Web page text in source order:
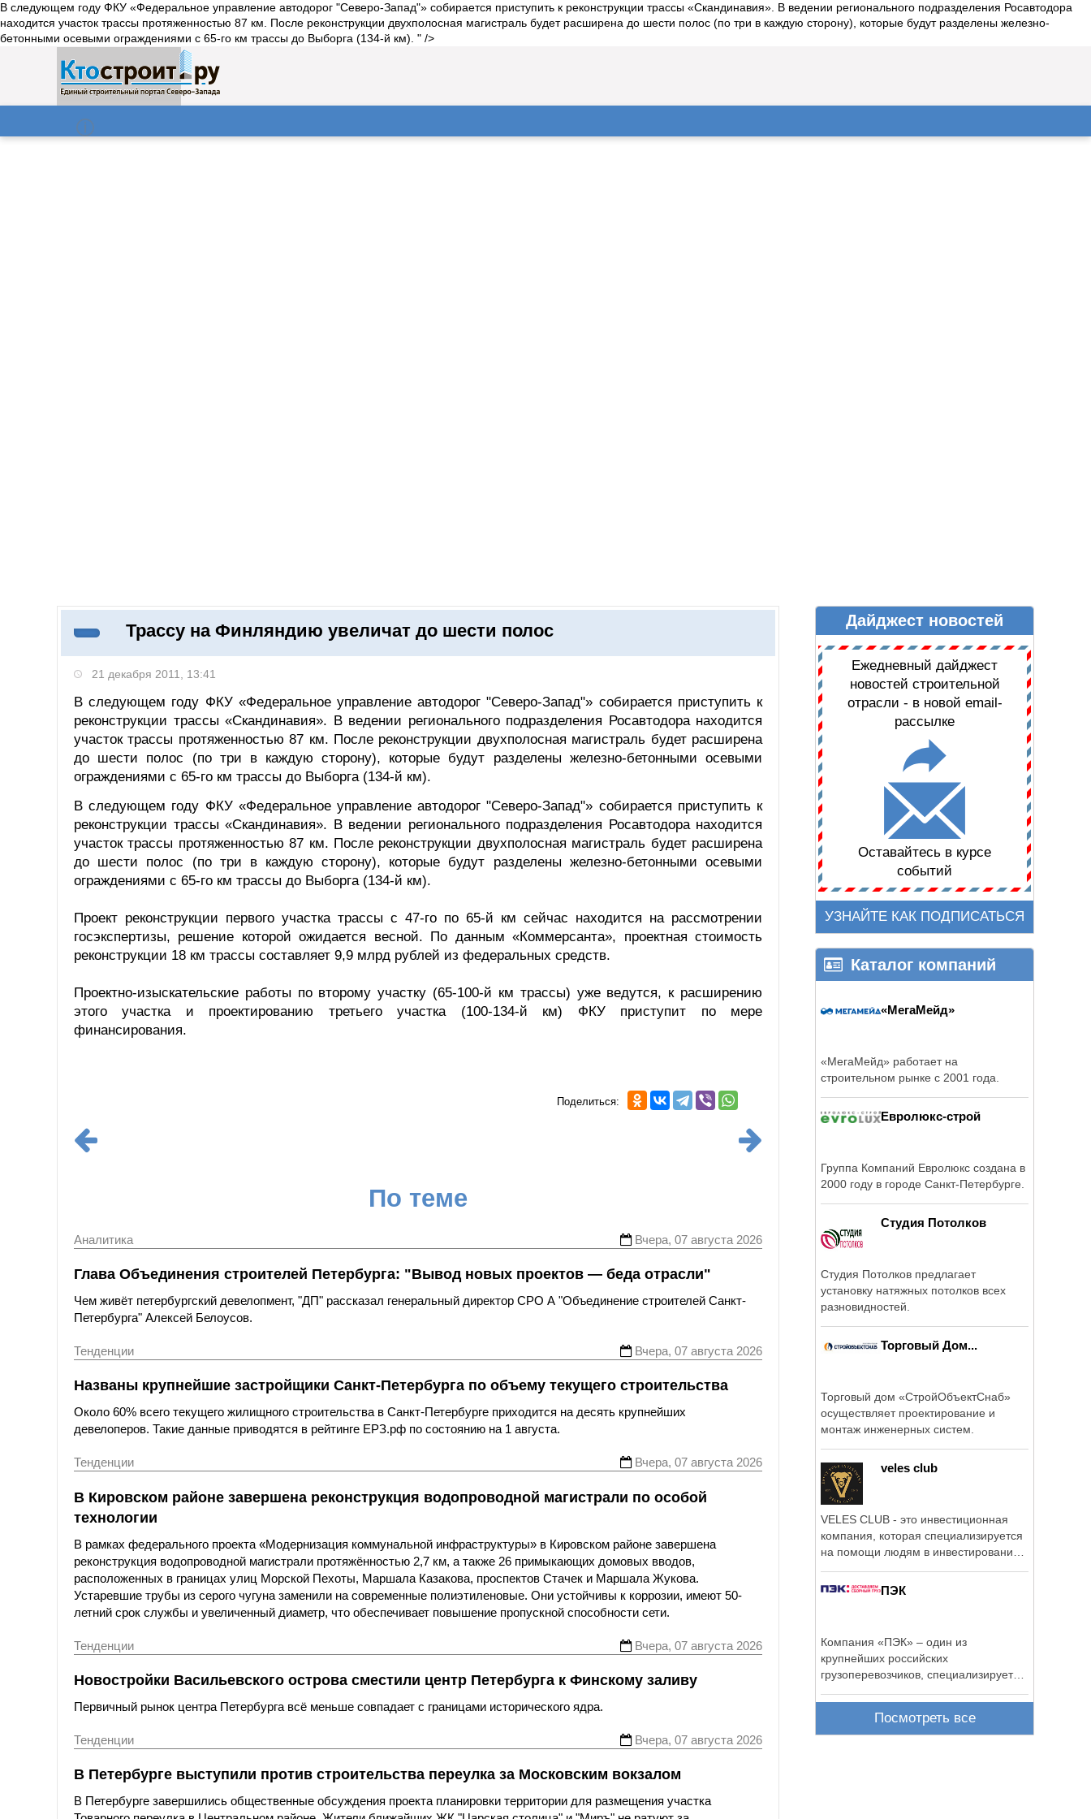
В следующем году ФКУ «Федеральное управление автодорог "Северо-Запад"» собирается приступить к реконструкции трассы «Скандинавия». В ведении регионального подразделения Росавтодора
находится участок трассы протяженностью 87 км. После реконструкции двухполосная магистраль будет расширена до шести полос (по три в каждую сторону), которые будут разделены железно-
бетонными осевыми ограждениями с 65-го км трассы до Выборга (134-й км). " />
Поиск
ДАЙДЖЕСТ НОВОСТЕЙ
Трассу на Финляндию увеличат до шести полос
21 декабря 2011, 13:41
В следующем году ФКУ «Федеральное управление автодорог "Северо-Запад"» собирается приступить к
реконструкции трассы «Скандинавия». В ведении регионального подразделения Росавтодора находится
участок трассы протяженностью 87 км. После реконструкции двухполосная магистраль будет расширена
до шести полос (по три в каждую сторону), которые будут разделены железно-бетонными осевыми
ограждениями с 65-го км трассы до Выборга (134-й км).
В следующем году ФКУ «Федеральное управление автодорог "Северо-Запад"» собирается приступить к
реконструкции трассы «Скандинавия». В ведении регионального подразделения Росавтодора находится
участок трассы протяженностью 87 км. После реконструкции двухполосная магистраль будет расширена
до шести полос (по три в каждую сторону), которые будут разделены железно-бетонными осевыми
ограждениями с 65-го км трассы до Выборга (134-й км).
Проект реконструкции первого участка трассы с 47-го по 65-й км сейчас находится на рассмотрении
госэкспертизы, решение которой ожидается весной. По данным «Коммерсанта», проектная стоимость
реконструкции 18 км трассы составляет 9,9 млрд рублей из федеральных средств.
Проектно-изыскательские работы по второму участку (65-100-й км трассы) уже ведутся, к расширению
этого участка и проектированию третьего участка (100-134-й км) ФКУ приступит по мере
финансирования.
Поделиться:
По теме
Аналитика Вчера, 07 августа 2026
Глава Объединения строителей Петербурга: "Вывод новых проектов — беда отрасли"
Чем живёт петербургский девелопмент, "ДП" рассказал генеральный директор СРО А "Объединение строителей Санкт-
Петербурга" Алексей Белоусов.
Тенденции Вчера, 07 августа 2026
Названы крупнейшие застройщики Санкт-Петербурга по объему текущего строительства
Около 60% всего текущего жилищного строительства в Санкт-Петербурге приходится на десять крупнейших
девелоперов. Такие данные приводятся в рейтинге ЕРЗ.рф по состоянию на 1 августа.
Тенденции Вчера, 07 августа 2026
В Кировском районе завершена реконструкция водопроводной магистрали по особой
технологии
В рамках федерального проекта «Модернизация коммунальной инфраструктуры» в Кировском районе завершена
реконструкция водопроводной магистрали протяжённостью 2,7 км, а также 26 примыкающих домовых вводов,
расположенных в границах улиц Морской Пехоты, Маршала Казакова, проспектов Стачек и Маршала Жукова.
Устаревшие трубы из серого чугуна заменили на современные полиэтиленовые. Они устойчивы к коррозии, имеют 50-
летний срок службы и увеличенный диаметр, что обеспечивает повышение пропускной способности сети.
Тенденции Вчера, 07 августа 2026
Новостройки Васильевского острова сместили центр Петербурга к Финскому заливу
Первичный рынок центра Петербурга всё меньше совпадает с границами исторического ядра.
Тенденции Вчера, 07 августа 2026
В Петербурге выступили против строительства переулка за Московским вокзалом
В Петербурге завершились общественные обсуждения проекта планировки территории для размещения участка
Дайджест новостей
Ежедневный дайджест
новостей строительной
отрасли - в новой email-
рассылке
Оставайтесь в курсе
событий
УЗНАЙТЕ КАК ПОДПИСАТЬСЯ
Каталог компаний
«МегаМейд»
«МегаМейд» работает на
строительном рынке с 2001 года.
Евролюкс-строй
Группа Компаний Евролюкс создана в
2000 году в городе Санкт-Петербурге.
Студия Потолков
Студия Потолков предлагает
установку натяжных потолков всех
разновидностей.
Торговый Дом...
Торговый дом «СтройОбъектСнаб»
осуществляет проектирование и
монтаж инженерных систем.
veles club
VELES CLUB - это инвестиционная
компания, которая специализируется
на помощи людям в инвестировании в
ПЭК
Компания «ПЭК» – один из
крупнейших российских
грузоперевозчиков, специализируется
Посмотреть все